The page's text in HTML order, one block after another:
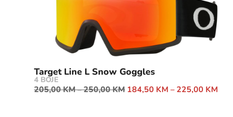
Target Line L Snow Goggles
4 BOJE
205,00KM–250,00KM 184,50 KM – 225,00 KM